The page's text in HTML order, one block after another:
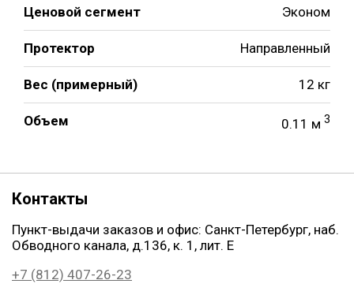
Ценовой сегмент Эконом
Протектор Направленный
Вес (примерный) 12 кг
Объем 0.11 м 3
Контакты
Пункт-выдачи заказов и офис: Санкт-Петербург, наб.
Обводного канала, д.136, к. 1, лит. Е
+7 (812) 407-26-23